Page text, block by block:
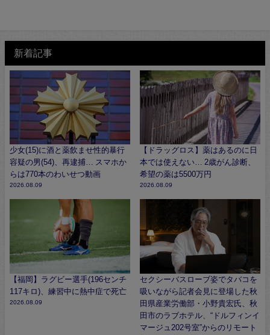
新着記事
少女(15)に酒と薬飲ませ性的暴行
容疑の男(54)、再逮捕… スマホか
らは770本のわいせつ動画
2026.08.09
【ドラッグロス】薬はあるのに日
本では使えない… 2歳がん診断、
希望の薬は5500万円
2026.08.09
【福岡】ラグビー選手(196センチ
117キロ)、練習中に熱中症で死亡
2026.08.09
セクシーバスローブ姿でタバコを
吸いながら記者会見に登場した秋
田県産業労働部・小野貴宏氏、秋
田市のラブホテル、“ドルフィンイ
マージュ202号室”からのリモート